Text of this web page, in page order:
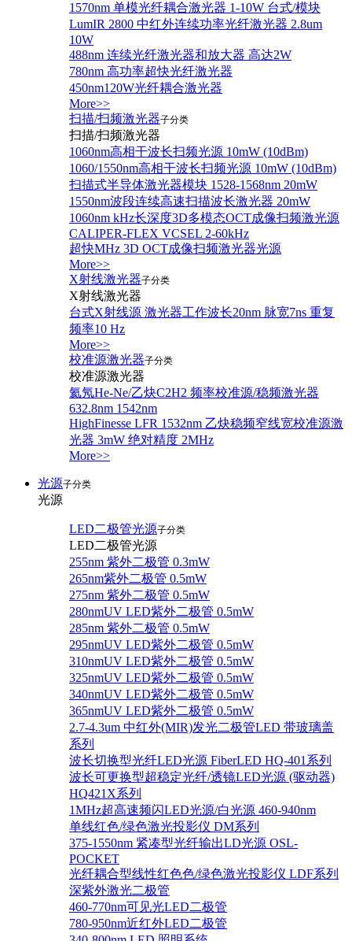
1570nm 单模光纤耦合激光器 1-10W 台式/模块
LumIR 2800 中红外连续功率光纤激光器 2.8um
10W
488nm 连续光纤激光器和放大器 高达2W
780nm 高功率超快光纤激光器
450nm120W光纤耦合激光器
More>>
扫描/扫频激光器子分类
扫描/扫频激光器
1060nm高相干波长扫频光源 10mW (10dBm)
1060/1550nm高相干波长扫频光源 10mW (10dBm)
扫描式半导体激光器模块 1528-1568nm 20mW
1550nm波段连续高速扫描波长激光器 20mW
1060nm kHz长深度3D多模态OCT成像扫频激光源
CALIPER-FLEX VCSEL 2-60kHz
超快MHz 3D OCT成像扫频激光器光源
More>>
X射线激光器子分类
X射线激光器
台式X射线源 激光器工作波长20nm 脉宽7ns 重复
频率10 Hz
More>>
校准源激光器子分类
校准源激光器
氦氖He-Ne/乙炔C2H2 频率校准源/稳频激光器
632.8nm 1542nm
HighFinesse LFR 1532nm 乙炔稳频窄线宽校准源激
光器 3mW 绝对精度 2MHz
More>>
光源子分类
光源
LED二极管光源子分类
LED二极管光源
255nm 紫外二极管 0.3mW
265nm紫外二极管 0.5mW
275nm 紫外二极管 0.5mW
280nmUV LED紫外二极管 0.5mW
285nm 紫外二极管 0.5mW
295nmUV LED紫外二极管 0.5mW
310nmUV LED紫外二极管 0.5mW
325nmUV LED紫外二极管 0.5mW
340nmUV LED紫外二极管 0.5mW
365nmUV LED紫外二极管 0.5mW
2.7-4.3um 中红外(MIR)发光二极管LED 带玻璃盖
系列
波长切换型光纤LED光源 FiberLED HQ-401系列
波长可更换型超稳定光纤/透镜LED光源 (驱动器)
HQ421X系列
1MHz超高速频闪LED光源/白光源 460-940nm
单线红色/绿色激光投影仪 DM系列
375-1550nm 紧凑型光纤输出LD光源 OSL-
POCKET
光纤耦合型线性红色色/绿色激光投影仪 LDF系列
深紫外激光二极管
460-770nm可见光LED二极管
780-950nm近红外LED二极管